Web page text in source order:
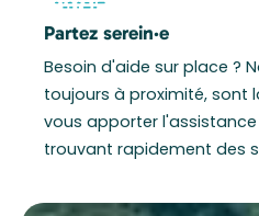
Partez serein·e
Besoin d'aide sur place ?
toujours à proximité, sont
vous apporter l'assistance
trouvant rapidement des